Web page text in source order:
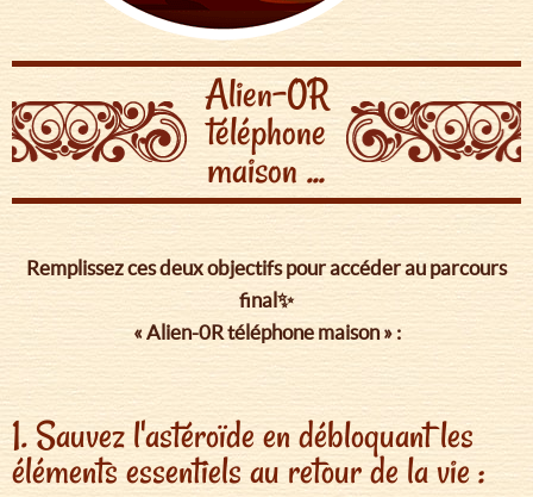
Alien-0R
téléphone
maison ...
Remplissez ces deux objectifs pour accéder au parcours
final✨
« Alien-0R téléphone maison » :
1. Sauvez l'astéroïde en débloquant les
éléments essentiels au retour de la vie :